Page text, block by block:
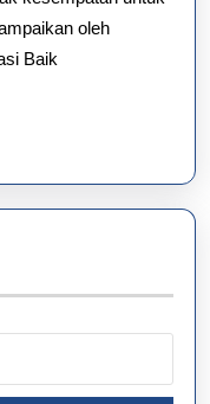
oleh
Baik